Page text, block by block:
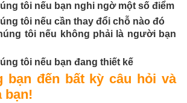
tôi nếu bạn nghi ngờ một số điểm
tôi nếu cần thay đổi chỗ nào đó
tôi nếu không phải là người bạn
tôi nếu bạn đang thiết kế
bạn đến bất kỳ câu hỏi và
bạn!